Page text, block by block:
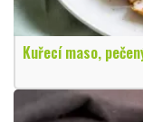
Kuřecí maso,